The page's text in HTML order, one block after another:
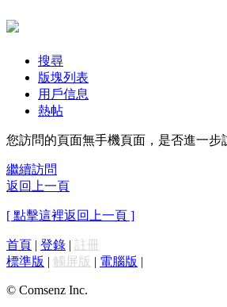
搜尋
版塊列表
用戶信息
熱帖
您訪問的頁面無手機頁面，是否進一步
繼續訪問
返回上一頁
[ 點擊這裡返回上一頁 ]
首頁 | 登錄 | 註冊
標準版 | 觸屏版 | 電腦版 |
© Comsenz Inc.